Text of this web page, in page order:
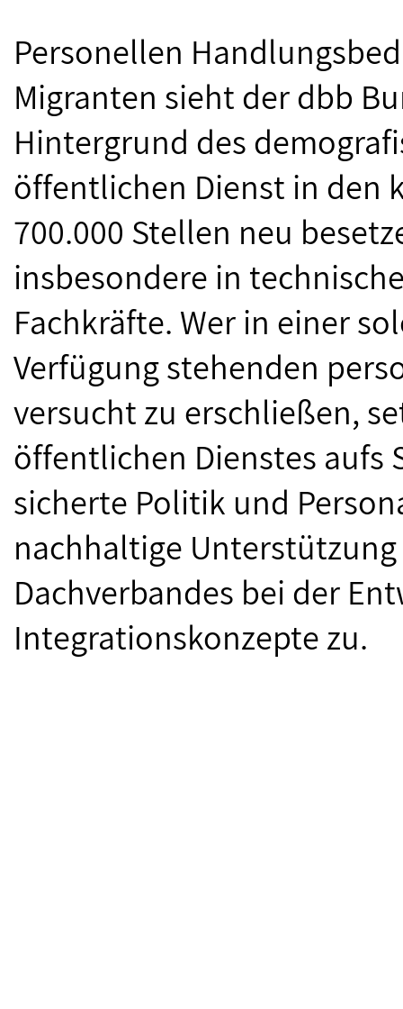
Personellen
Migranten sieht der dbb
Hintergrund des
öffentlichen Dienst in den
700.000 Stellen neu
insbesondere in
Fachkräfte. Wer in einer
Verfügung stehenden
versucht zu erschließen,
öffentlichen Dienstes aufs
sicherte Politik und
nachhaltige
Dachverbandes bei der
Integrationskonzepte zu.